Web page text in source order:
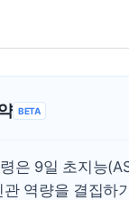
BETA
은 9일 초지능
관 역량을 결집하